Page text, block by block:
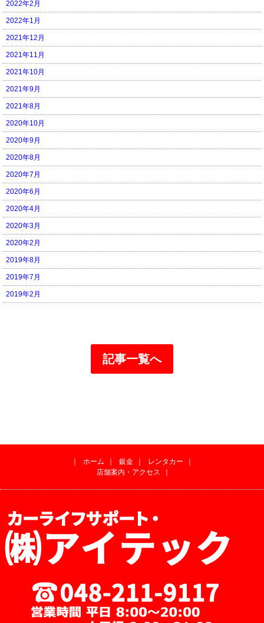
2022年2月
2022年1月
2021年12月
2021年11月
2021年10月
2021年9月
2021年8月
2020年10月
2020年9月
2020年8月
2020年7月
2020年6月
2020年4月
2020年3月
2020年2月
2019年8月
2019年7月
2019年2月
記事一覧へ
｜ ホーム ｜ 鈑金 ｜ レンタカー
｜
店舗案内・アクセス
｜